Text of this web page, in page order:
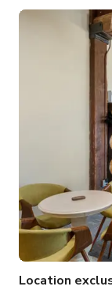
Régalez-vous
extérieur,
tout en vous
sièges
Location